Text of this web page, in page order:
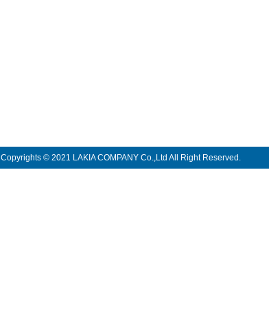
Copyrights ©︎ 2021 LAKIA COMPANY Co.,Ltd All Right Reserved.